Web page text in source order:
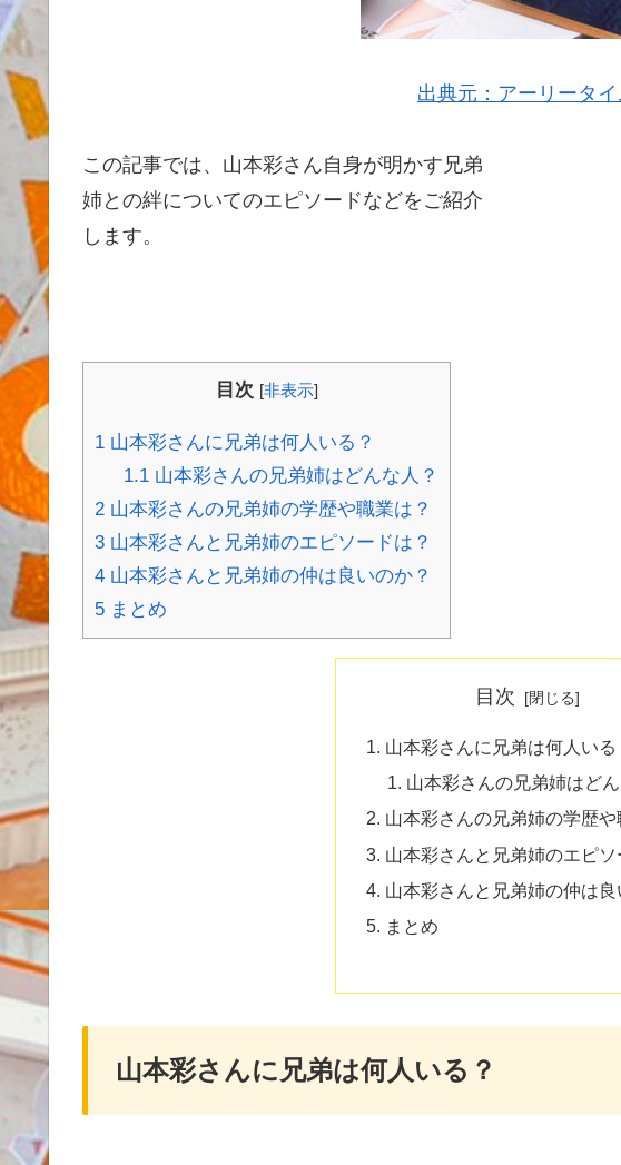
出典元：アーリータイ
この記事では、山本彩さん自身が明かす兄弟
姉との絆についてのエピソードなどをご紹介
します。
目次 [非表示]
1 山本彩さんに兄弟は何人いる？
1.1山本彩さんの兄弟姉はどんな人？
2 山本彩さんの兄弟姉の学歴や職業は？
3 山本彩さんと兄弟姉のエピソードは？
4 山本彩さんと兄弟姉の仲は良いのか？
5 まとめ
目次
山本彩さんに兄弟は何人いる
山本彩さんの兄弟姉はどん
山本彩さんの兄弟姉の学歴や
山本彩さんと兄弟姉のエピソ
山本彩さんと兄弟姉の仲は良
まとめ
山本彩さんに兄弟は何人いる？